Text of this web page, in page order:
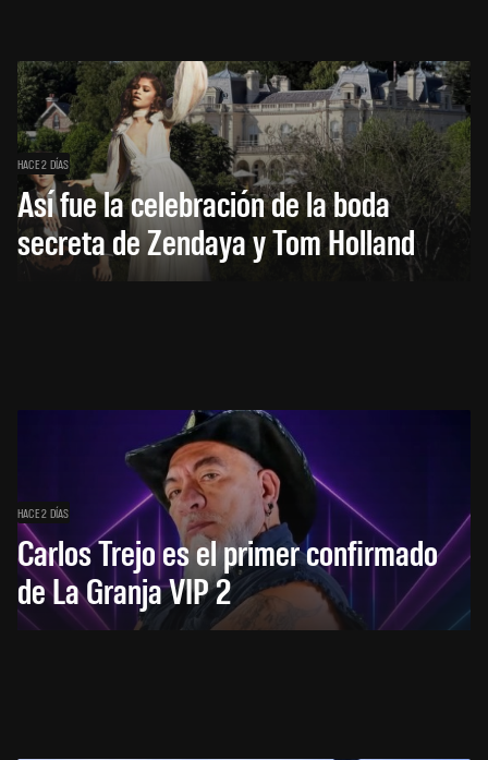
HACE 2 DÍAS
Así fue la celebración de la boda
secreta de Zendaya y Tom Holland
HACE 2 DÍAS
Carlos Trejo es el primer confirmado
de La Granja VIP 2